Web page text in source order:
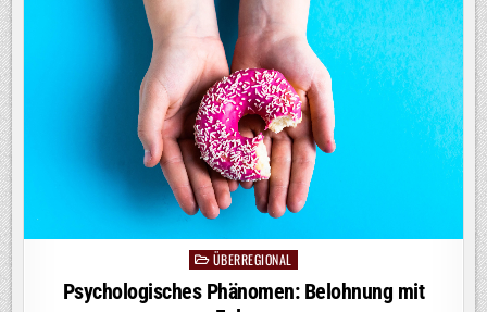
SICHERHEITSRISIKO:
LUFTFAHRT
FORDERT
SCHNELLE
UMRÜSTUNG
DER
FLUGHÄFEN
PostedÜBERREGIONAL
Psychologisches Phänomen: Belohnung mit